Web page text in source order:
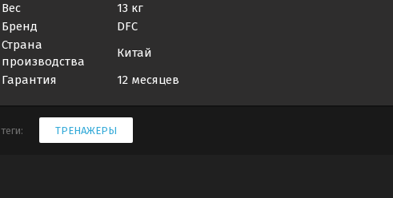
Вес
13 кг
Бренд
DFC
Страна
производства
Китай
Гарантия
12 месяцев
теги: ТРЕНАЖЕРЫ